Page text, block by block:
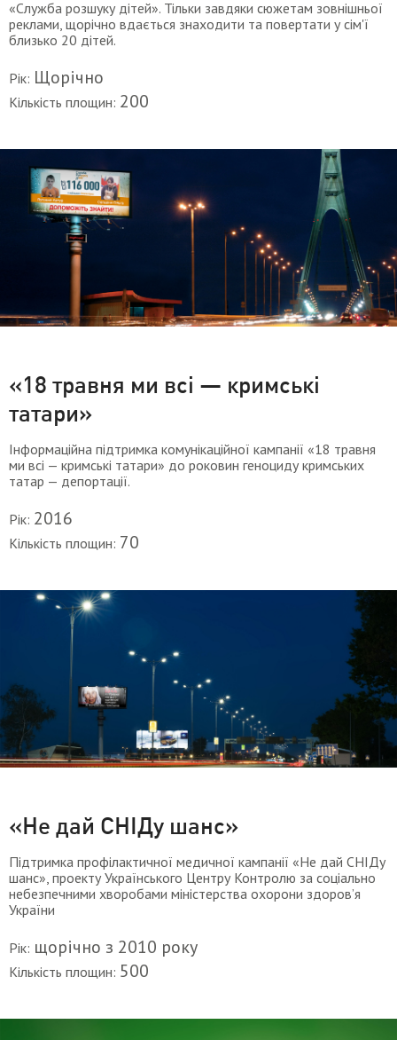
«Служба розшуку дітей». Тільки завдяки сюжетам зовнішньої
реклами, щорічно вдається знаходити та повертати у сім'ї
близько 20 дітей.
Рік: Щорічно
Кількість площин: 200
«18 травня ми всі — кримські
татари»
Інформаційна підтримка комунікаційної кампанії «18 травня
ми всі — кримські татари» до роковин геноциду кримських
татар — депортації.
Рік: 2016
Кількість площин: 70
«Не дай СНІДу шанс»
Підтримка профілактичної медичної кампанії «Не дай СНІДу
шанс», проекту Українського Центру Контролю за соціально
небезпечними хворобами міністерства охорони здоров’я
України
Рік: щорічно з 2010 року
Кількість площин: 500